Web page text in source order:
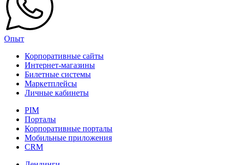
Опыт
Корпоративные сайты
Интернет-магазины
Билетные системы
Маркетплейсы
Личные кабинеты
PIM
Порталы
Корпоративные порталы
Мобильные приложения
CRM